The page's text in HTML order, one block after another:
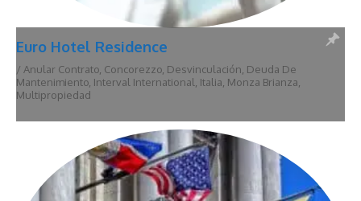
Euro Hotel Residence
/ Anular Contrato, Concorezzo, Desvinculación, Deuda De
Mantenimiento, Interval International, Italia, Monza Brianza,
Multipropiedad